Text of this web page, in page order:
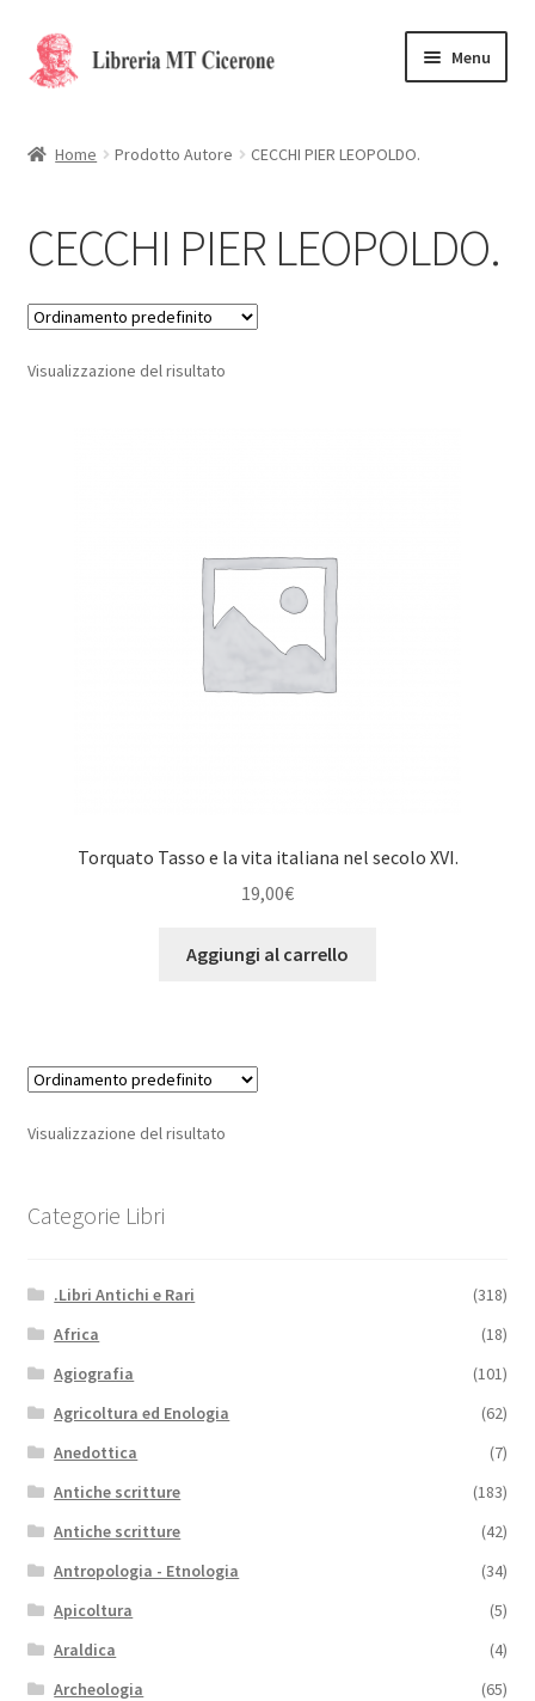
Vai
alla
Vai
al
Menu
La Storia
Contattaci
Cassa
Home Prodotto Autore CECCHI PIER LEOPOLDO.
CECCHI PIER LEOPOLDO.
Visualizzazione del risultato
Torquato Tasso e la vita italiana nel secolo XVI.
19,00€
Aggiungi al carrello
Visualizzazione del risultato
Categorie Libri
.Libri Antichi e Rari
(318)
Africa
(18)
Agiografia
(101)
Agricoltura ed Enologia
(62)
Anedottica
(7)
Antiche scritture
(183)
Antiche scritture
(42)
Antropologia - Etnologia
(34)
Apicoltura
(5)
Araldica
(4)
Archeologia
(65)